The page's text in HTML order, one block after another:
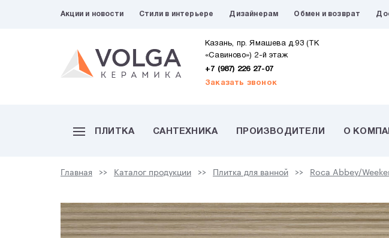
Акции и новости Стили в интерьере Дизайнерам Обмен и возврат
Казань, пр. Ямашева д.93 (ТК
«Савиново») 2-й этаж
+7 (987) 226 27-07
Заказать звонок
ПЛИТКА САНТЕХНИКА ПРОИЗВОДИТЕЛИ О
Главная Каталог продукции Плитка для ванной Roca Abbey/